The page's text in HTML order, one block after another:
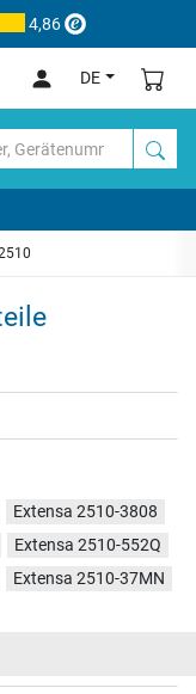
4,86
DE
Extensa 2510-3808
Extensa 2510-552Q
Extensa 2510-37MN